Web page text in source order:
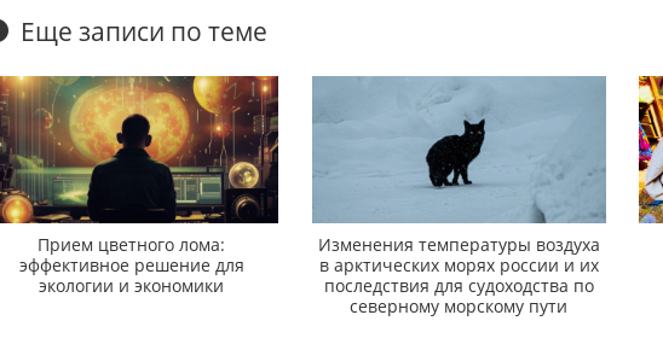
Еще записи по теме
Прием цветного лома:
эффективное решение для
экологии и экономики
Изменения температуры воздуха
в арктических морях россии и их
последствия для судоходства по
северному морскому пути